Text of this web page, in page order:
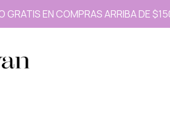
GRATIS EN COMPRAS ARRIBA DE